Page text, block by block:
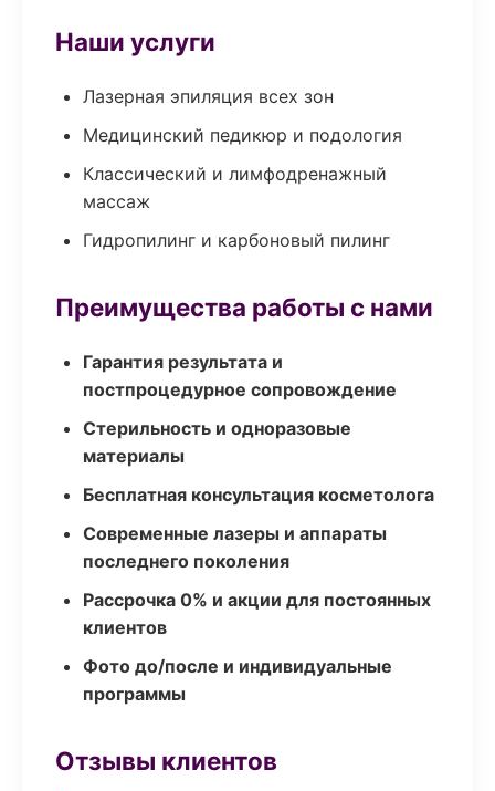
Наши услуги
Лазерная эпиляция всех зон
Медицинский педикюр и подология
Классический и лимфодренажный
массаж
Гидропилинг и карбоновый пилинг
Преимущества работы с нами
Гарантия результата и
постпроцедурное сопровождение
Стерильность и одноразовые
материалы
Бесплатная консультация косметолога
Современные лазеры и аппараты
последнего поколения
Рассрочка 0% и акции для постоянных
клиентов
Фото до/после и индивидуальные
программы
Отзывы клиентов